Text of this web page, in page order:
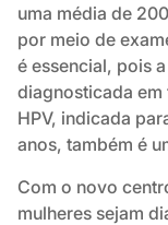
uma média de
por meio de
é essencial, pois
diagnosticada
HPV, indicada
anos, também é
Com o novo
mulheres sejam